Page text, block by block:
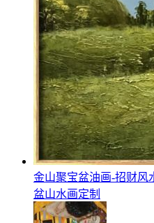
金山聚宝盆油画-招财风
盆山水画定制